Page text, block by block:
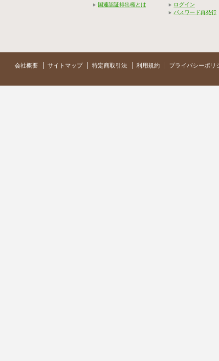
国連認証排出権とは
ログイン
パスワード再発行
会社概要 サイトマップ 特定商取引法 利用規約 プライバシーポリ